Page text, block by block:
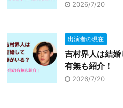
2026/7/20
出演者の現在
吉村界人は結
有無も紹介！
2026/7/20